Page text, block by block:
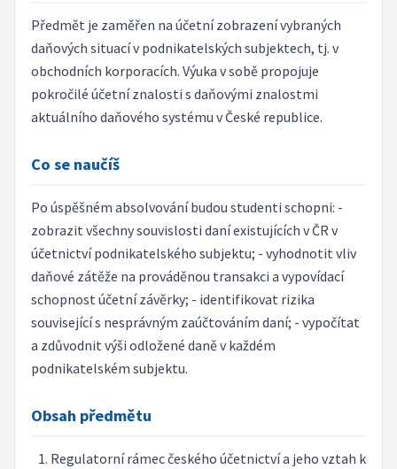
Předmět je zaměřen na účetní zobrazení vybraných
daňových situací v podnikatelských subjektech, tj. v
obchodních korporacích. Výuka v sobě propojuje
pokročilé účetní znalosti s daňovými znalostmi
aktuálního daňového systému v České republice.
Co se naučíš
Po úspěšném absolvování budou studenti schopni: -
zobrazit všechny souvislosti daní existujících v ČR v
účetnictví podnikatelského subjektu; - vyhodnotit vliv
daňové zátěže na prováděnou transakci a vypovídací
schopnost účetní závěrky; - identifikovat rizika
související s nesprávným zaúčtováním daní; - vypočítat
a zdůvodnit výši odložené daně v každém
podnikatelském subjektu.
Obsah předmětu
Regulatorní rámec českého účetnictví a jeho vztah k